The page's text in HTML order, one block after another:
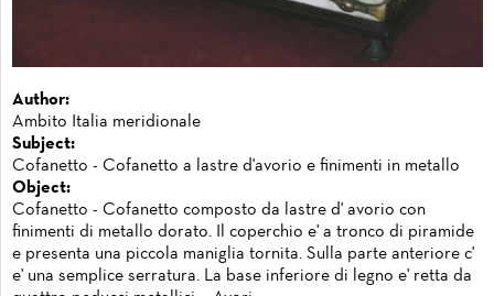
Author:
Ambito Italia meridionale
Subject:
Cofanetto - Cofanetto a lastre d'avorio e finimenti in metallo
Object:
Cofanetto - Cofanetto composto da lastre d' avorio con
finimenti di metallo dorato. Il coperchio e' a tronco di piramide
e presenta una piccola maniglia tornita. Sulla parte anteriore c'
e' una semplice serratura. La base inferiore di legno e' retta da